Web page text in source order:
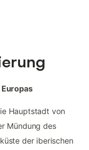
Hauptstadt von
Mündung des
der iberischen